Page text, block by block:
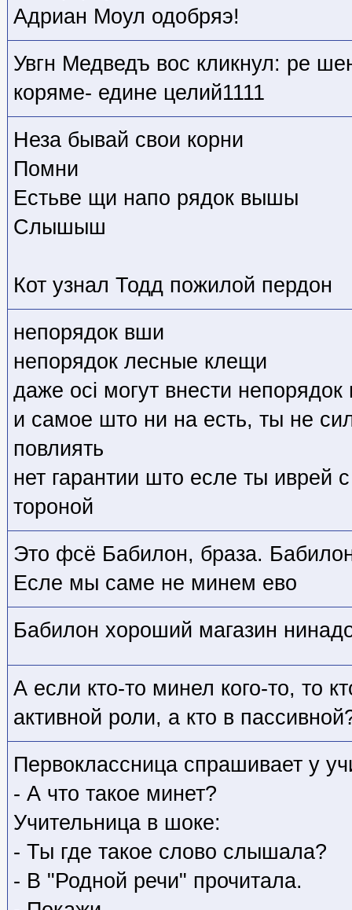
Адриан Моул одобряэ!
Увгн Медведъ вос кликнул: ре
коряме- едине целий1111
Неза бывай свои корни
Помни
Естьве щи напо рядок вышы
Слышыш
Кот узнал Тодд пожилой пердон
непорядок вши
непорядок лесные клещи
даже осi могут внести
и самое што ни на есть, ты не
повлиять
нет гарантии што есле ты иврей
тороной
Это фсё Бабилон, браза.
Есле мы саме не минем ево
Бабилон хороший магазин
А если кто-то минел кого-то, то
активной роли, а кто в
Первоклассница спрашивает у
- А что такое минет?
Учительница в шоке:
- Ты где такое слово слышала?
- В "Родной речи" прочитала.